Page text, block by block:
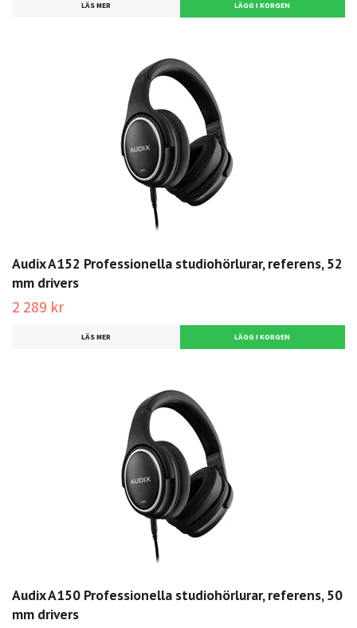
LÄS MER
Audix A152 Professionella studiohörlurar, referens, 52
mm drivers
2 289 kr
LÄS MER
Audix A150 Professionella studiohörlurar, referens, 50
mm drivers